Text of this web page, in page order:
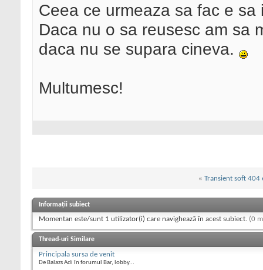
Ceea ce urmeaza sa fac e
Daca nu o sa reusesc am sa
daca nu se supara cineva.
Multumesc!
« Transient soft 404
Informații subiect
Momentan este/sunt 1 utilizator(i) care navighează în acest subiect. (0
Thread-uri Similare
Principala sursa de venit
De Balazs Adi în forumul Bar, lobby...